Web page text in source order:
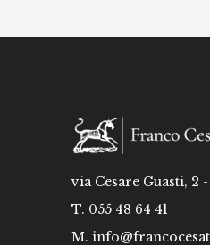
via Cesare Guasti, 2
T. 055 48 64 41
M.